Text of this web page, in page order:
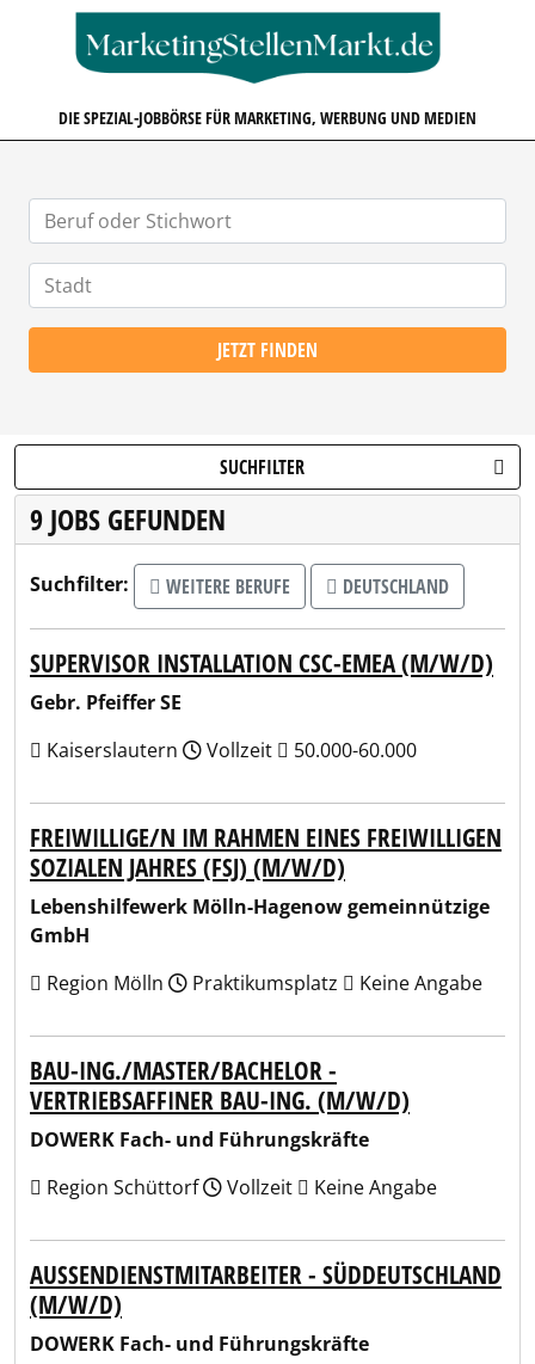
DIE SPEZIAL-JOBBÖRSE FÜR MARKETING, WERBUNG UND MEDIEN
JETZT FINDEN
SUCHFILTER
9 JOBS GEFUNDEN
Suchfilter: WEITERE BERUFE DEUTSCHLAND
SUPERVISOR INSTALLATION CSC-EMEA (M/W/D)
Gebr. Pfeiffer SE
Kaiserslautern
Vollzeit 50.000-60.000
FREIWILLIGE/N IM RAHMEN EINES FREIWILLIGEN
SOZIALEN JAHRES (FSJ) (M/W/D)
Lebenshilfewerk Mölln-Hagenow gemeinnützige
GmbH
Region Mölln
Praktikumsplatz Keine Angabe
BAU-ING./MASTER/BACHELOR -
VERTRIEBSAFFINER BAU-ING. (M/W/D)
DOWERK Fach- und Führungskräfte
Region Schüttorf
Vollzeit Keine Angabe
AUSSENDIENSTMITARBEITER - SÜDDEUTSCHLAND (
M/W/D)
DOWERK Fach- und Führungskräfte